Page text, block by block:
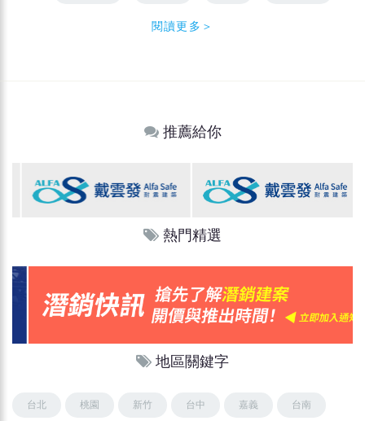
閱讀更多＞
推薦給你
熱門精選
地區關鍵字
台北 桃園 新竹 台中 嘉義 台南